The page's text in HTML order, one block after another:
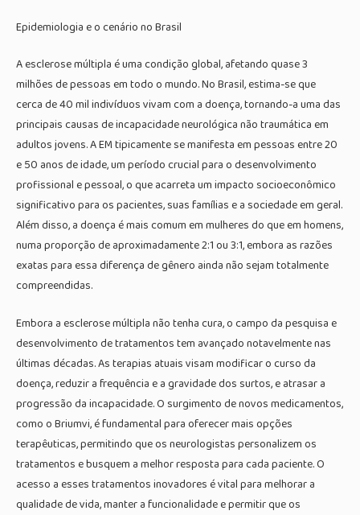
Epidemiologia e o cenário no Brasil
A esclerose múltipla é uma condição global, afetando quase 3
milhões de pessoas em todo o mundo. No Brasil, estima-se que
cerca de 40 mil indivíduos vivam com a doença, tornando-a uma das
principais causas de incapacidade neurológica não traumática em
adultos jovens. A EM tipicamente se manifesta em pessoas entre 20
e 50 anos de idade, um período crucial para o desenvolvimento
profissional e pessoal, o que acarreta um impacto socioeconômico
significativo para os pacientes, suas famílias e a sociedade em geral.
Além disso, a doença é mais comum em mulheres do que em homens,
numa proporção de aproximadamente 2:1 ou 3:1, embora as razões
exatas para essa diferença de gênero ainda não sejam totalmente
compreendidas.
Embora a esclerose múltipla não tenha cura, o campo da pesquisa e
desenvolvimento de tratamentos tem avançado notavelmente nas
últimas décadas. As terapias atuais visam modificar o curso da
doença, reduzir a frequência e a gravidade dos surtos, e atrasar a
progressão da incapacidade. O surgimento de novos medicamentos,
como o Briumvi, é fundamental para oferecer mais opções
terapêuticas, permitindo que os neurologistas personalizem os
tratamentos e busquem a melhor resposta para cada paciente. O
acesso a esses tratamentos inovadores é vital para melhorar a
qualidade de vida, manter a funcionalidade e permitir que os